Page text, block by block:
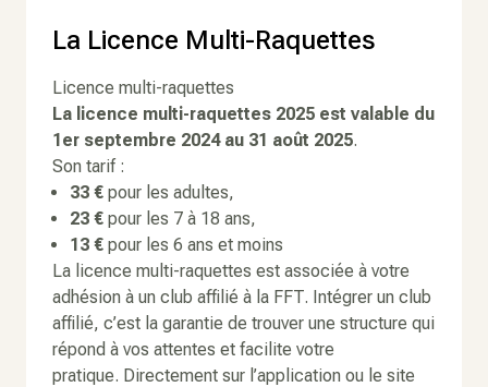
La Licence Multi-Raquettes
Licence multi-raquettes
La licence multi-raquettes 2025 est valable du
1er septembre 2024 au 31 août 2025.
Son tarif :
33 € pour les adultes,
23 € pour les 7 à 18 ans,
13 € pour les 6 ans et moins
La licence multi-raquettes est associée à votre
adhésion à un club affilié à la FFT. Intégrer un club
affilié, c’est la garantie de trouver une structure qui
répond à vos attentes et facilite votre
pratique. Directement sur l’application ou le site